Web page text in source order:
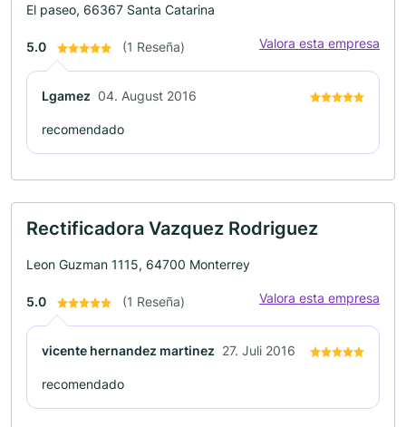
El paseo, 66367 Santa Catarina
5.0 (1 Reseña) Valora esta empresa
Lgamez 04. August 2016
recomendado
Rectificadora Vazquez Rodriguez
Leon Guzman 1115, 64700 Monterrey
5.0 (1 Reseña) Valora esta empresa
vicente hernandez martinez 27. Juli 2016
recomendado